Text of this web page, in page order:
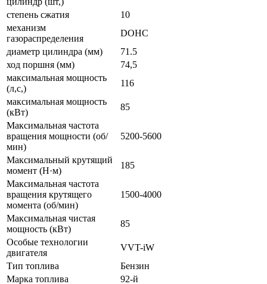
степень сжатия
10
механизм
газораспределения
DOHC
диаметр цилиндра (мм)
71.5
ход поршня (мм)
74,5
максимальная мощность
(л,с,)
116
максимальная мощность
(кВт)
85
Максимальная частота
вращения мощности (об/
мин)
5200-5600
Максимальный крутящий
момент (Н·м)
185
Максимальная частота
вращения крутящего
момента (об/мин)
1500-4000
Максимальная чистая
мощность (кВт)
85
Особые технологии
двигателя
VVT-iW
Тип топлива
Бензин
Марка топлива
92-й